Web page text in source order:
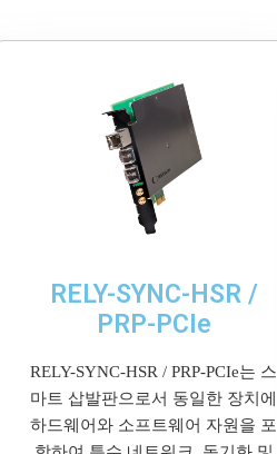
RELY-SYNC-HSR /
PRP-PCIe
RELY-SYNC-HSR / PRP-PCIe는 스
마트 삽발판으로서 동일한 장치에
하드웨어와 소프트웨어 자원을 포